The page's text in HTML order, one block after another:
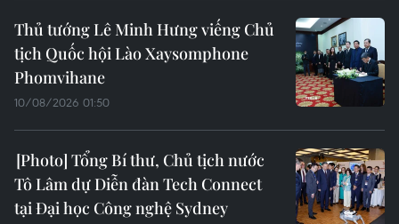
Thủ tướng Lê Minh Hưng viếng Chủ
tịch Quốc hội Lào Xaysomphone
Phomvihane
10/08/2026 01:50
Tổng Bí thư, Chủ tịch nước
Tô Lâm dự Diễn đàn Tech Connect
tại Đại học Công nghệ Sydney